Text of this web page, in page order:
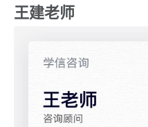
关于我们
王建老师